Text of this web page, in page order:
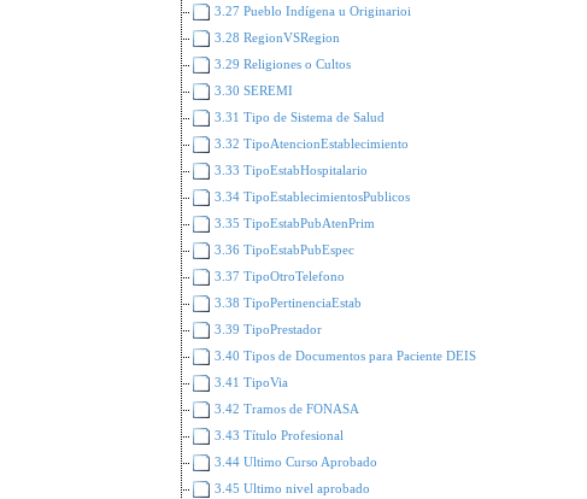
3.27 Pueblo Indígena u Originarioi
3.28 RegionVSRegion
3.29 Religiones o Cultos
3.30 SEREMI
3.31 Tipo de Sistema de Salud
3.32 TipoAtencionEstablecimiento
3.33 TipoEstabHospitalario
3.34 TipoEstablecimientosPublicos
3.35 TipoEstabPubAtenPrim
3.36 TipoEstabPubEspec
3.37 TipoOtroTelefono
3.38 TipoPertinenciaEstab
3.39 TipoPrestador
3.40 Tipos de Documentos para Paciente DEIS
3.41 TipoVia
3.42 Tramos de FONASA
3.43 Título Profesional
3.44 Ultimo Curso Aprobado
3.45 Ultimo nivel aprobado